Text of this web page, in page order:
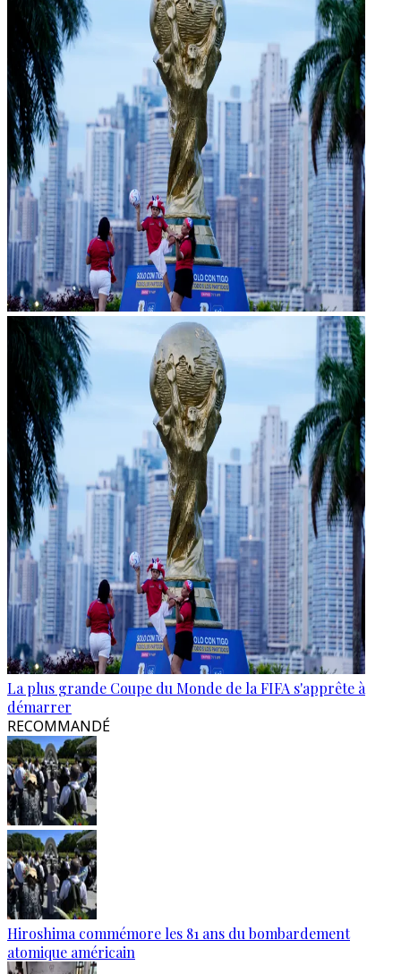
La plus grande Coupe du Monde de la FIFA s'apprête à
démarrer
RECOMMANDÉ
Hiroshima commémore les 81 ans du bombardement
atomique américain